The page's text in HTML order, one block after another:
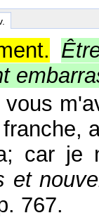
vous
car je
et
767.